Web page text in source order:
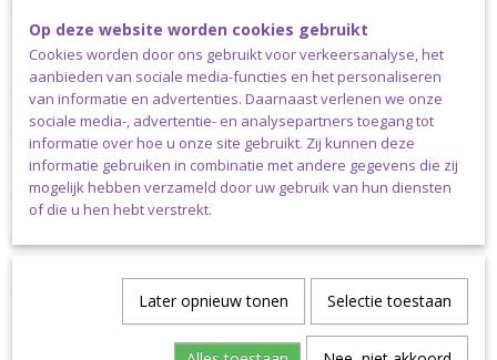
serie zaadjes van de zilverspar.
Het koordgaren heeft een doorsnee van 2.50-3.00mm en bestaat
uit een geweven omhulsel rond een dunnere draad die het garen
zijn stevigheid geeft. DMC Nova Vita nr. 4 Metallic is verkrijgbaar
in 6 prachtige metallic tinten.
Het is samengesteld uit 75% gerecycled katoen, 15% gerecycled
polyester en 10% gerecycled metallic draad en heeft het OEKO-
TEX® Standard 100 keurmerk. Wasbaar tot 30ᵒC. De aanbevolen
looplengte van 200 meter.
Op deze website worden cookies gebruikt
Cookies worden door ons gebruikt voor verkeersanalyse, het
aanbieden van sociale media-functies en het personaliseren
van informatie en advertenties. Daarnaast verlenen we onze
sociale media-, advertentie- en analysepartners toegang tot
informatie over hoe u onze site gebruikt. Zij kunnen deze
informatie gebruiken in combinatie met andere gegevens die zij
mogelijk hebben verzameld door uw gebruik van hun diensten
of die u hen hebt verstrekt.
Later opnieuw tonen Selectie toestaan